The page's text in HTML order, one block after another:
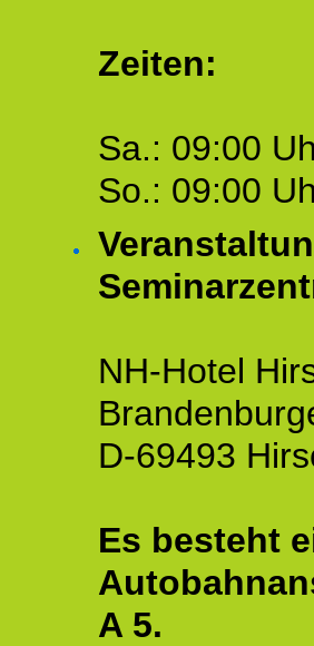
Zeiten:
Sa.: 09:00
So.: 09:00
NH-Hotel
D-69493
Es besteht
A 5.